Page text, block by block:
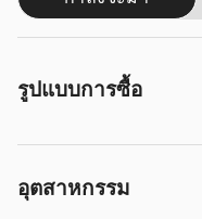
รูปแบบการซื้อ
อุตสาหกรรม